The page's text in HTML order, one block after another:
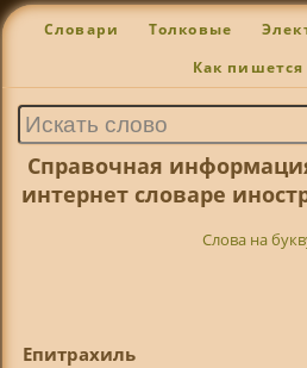
Словари Толковые
Как пишется
Справочная
интернет словаре
Слова на
Епитрахиль